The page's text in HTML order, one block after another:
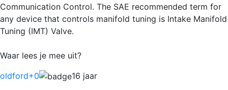
Communication Control. The SAE recommended term for
any device that controls manifold tuning is Intake Manifold
Tuning (IMT) Valve.
Waar lees je mee uit?
oldford+0
16 jaar